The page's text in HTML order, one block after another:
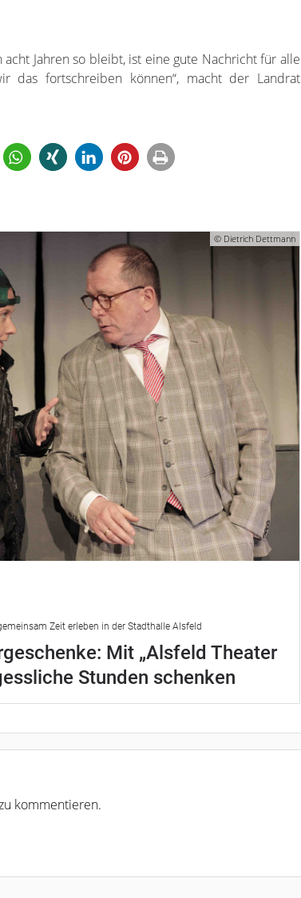
Jahren so bleibt, ist eine gute Nachricht für alle
das fortschreiben können“, macht der Landrat
© Dietrich Dettmann
Zeit erleben in der Stadthalle Alsfeld
Mit „Alsfeld Theater
Stunden schenken
kommentieren.